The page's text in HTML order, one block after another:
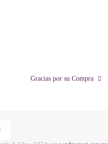
Gracias por su Compra